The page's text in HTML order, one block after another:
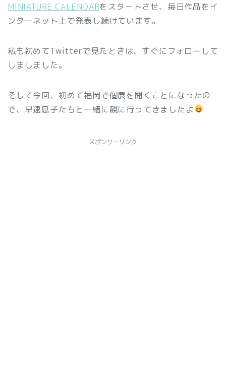
MINIATURE CALENDARをスタートさせ、毎日作品をイ
ンターネット上で発表し続けています。
私も初めてTwitterで見たときは、すぐにフォローして
しましました。
そして今回、初めて福岡で個展を開くことになったの
で、早速息子たちと一緒に観に行ってきましたよ
スポンサーリンク